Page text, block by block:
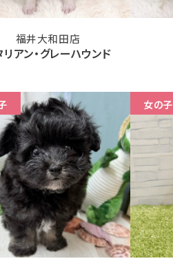
福井大和田店
リアン・グレーハウンド
女の子